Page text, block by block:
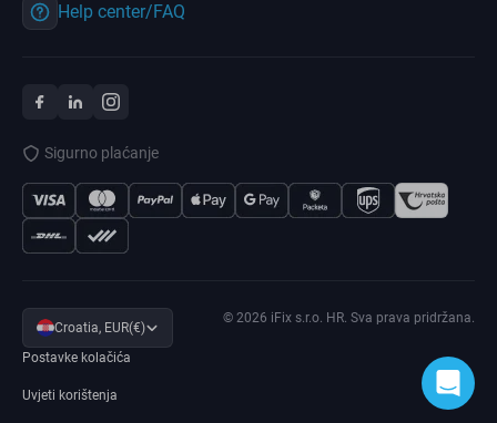
Help center/FAQ
Sigurno plaćanje
Croatia, EUR(€)
Postavke kolačića
Uvjeti korištenja
© 2026 iFix s.r.o. HR. Sva prava pridržana.